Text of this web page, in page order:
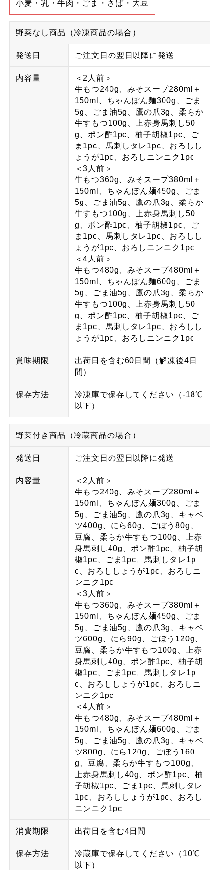
小麦・乳・牛肉・ごま・さば・大豆
野菜なし商品（冷凍商品の場合）
発送日 ご注文日の翌日以降に発送
内容量
＜2人前＞
牛もつ240g、みそスープ280ml＋
150ml、ちゃんぽん麺300g、ごま
5g、ごま油5g、鷹の爪3g、柔らか
牛すもつ100g、上赤身馬刺し50
g、ポン酢1pc、柚子胡椒1pc、ご
ま1pc、馬刺しタレ1pc、おろしし
ょうが1pc、おろしニンニク1pc
＜3人前＞
牛もつ360g、みそスープ380ml＋
150ml、ちゃんぽん麺450g、ごま
5g、ごま油5g、鷹の爪3g、柔らか
牛すもつ100g、上赤身馬刺し50
g、ポン酢1pc、柚子胡椒1pc、ご
ま1pc、馬刺しタレ1pc、おろしし
ょうが1pc、おろしニンニク1pc
＜4人前＞
牛もつ480g、みそスープ480ml＋
150ml、ちゃんぽん麺600g、ごま
5g、ごま油5g、鷹の爪3g、柔らか
牛すもつ100g、上赤身馬刺し50
g、ポン酢1pc、柚子胡椒1pc、ご
ま1pc、馬刺しタレ1pc、おろしし
ょうが1pc、おろしニンニク1pc
賞味期限
出荷日を含む60日間（解凍後4日
間）
保存方法
冷凍庫で保存してください（-18℃
以下）
野菜付き商品（冷蔵商品の場合）
発送日 ご注文日の翌日以降に発送
内容量
＜2人前＞
牛もつ240g、みそスープ280ml＋
150ml、ちゃんぽん麺300g、ごま
5g、ごま油5g、鷹の爪3g、キャベ
ツ400g、にら60g、ごぼう80g、
豆腐、柔らか牛すもつ100g、上赤
身馬刺し40g、ポン酢1pc、柚子胡
椒1pc、ごま1pc、馬刺しタレ1p
c、おろししょうが1pc、おろしニ
ンニク1pc
＜3人前＞
牛もつ360g、みそスープ380ml＋
150ml、ちゃんぽん麺450g、ごま
5g、ごま油5g、鷹の爪3g、キャベ
ツ600g、にら90g、ごぼう120g、
豆腐、柔らか牛すもつ100g、上赤
身馬刺し40g、ポン酢1pc、柚子胡
椒1pc、ごま1pc、馬刺しタレ1p
c、おろししょうが1pc、おろしニ
ンニク1pc
＜4人前＞
牛もつ480g、みそスープ480ml＋
150ml、ちゃんぽん麺600g、ごま
5g、ごま油5g、鷹の爪3g、キャベ
ツ800g、にら120g、ごぼう160
g、豆腐、柔らか牛すもつ100g、
上赤身馬刺し40g、ポン酢1pc、柚
子胡椒1pc、ごま1pc、馬刺しタレ
1pc、おろししょうが1pc、おろし
ニンニク1pc
消費期限 出荷日を含む4日間
保存方法
冷蔵庫で保存してください（10℃
以下）